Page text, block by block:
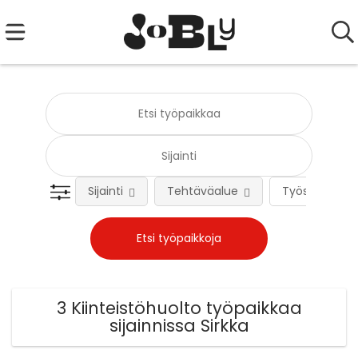
Työsuhteen
Sijainti Tehtäväalue
3 Kiinteistöhuolto työpaikkaa
sijainnissa Sirkka